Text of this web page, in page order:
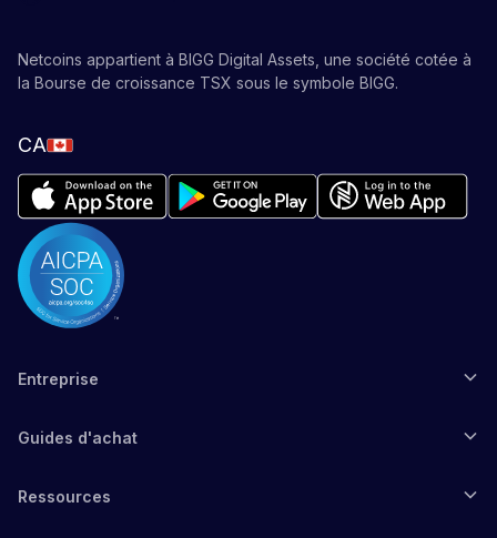
Netcoins appartient à BIGG Digital Assets, une société cotée à
la Bourse de croissance TSX sous le symbole BIGG.
CA
Entreprise
Guides d'achat
Ressources